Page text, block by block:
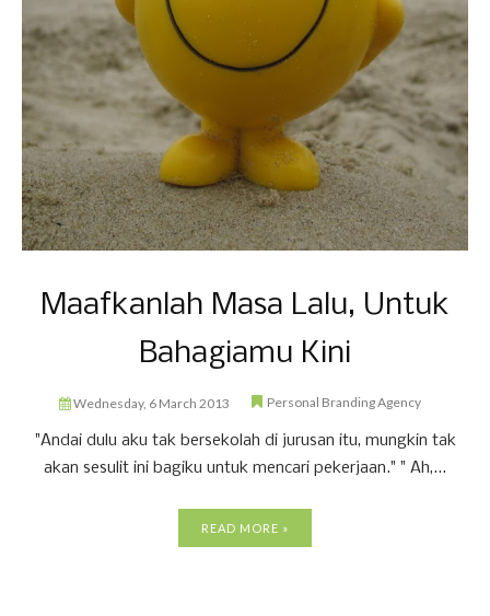
Maafkanlah Masa Lalu, Untuk
Bahagiamu Kini
Wednesday, 6 March 2013 Personal Branding Agency
"Andai dulu aku tak bersekolah di jurusan itu, mungkin tak
akan sesulit ini bagiku untuk mencari pekerjaan." " Ah,...
READ MORE »